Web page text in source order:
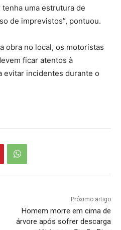
uma estrutura de
de imprevistos”, pontuou.
obra no local, os motoristas
ficar atentos à
evitar incidentes durante o
Próximo artigo
Homem morre em cima de
árvore após sofrer descarga